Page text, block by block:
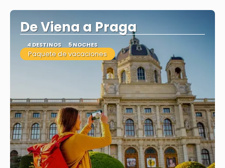
De Viena a Praga
4 DESTINOS 5 NOCHES
Paquete de vacaciones